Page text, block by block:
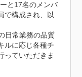
と17名のメンバ
で構成され、以
日常業務の品質
ルに応じ各種チ
っていただきま